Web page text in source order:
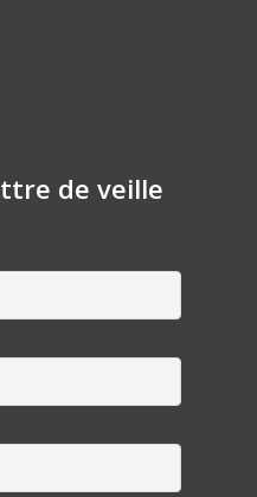
de veille